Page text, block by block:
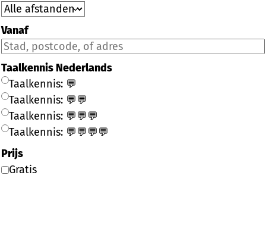
Vanaf
Taalkennis Nederlands
Taalkennis: 💬
Taalkennis: 💬💬
Taalkennis: 💬💬💬
Taalkennis: 💬💬💬💬
Prijs
Gratis